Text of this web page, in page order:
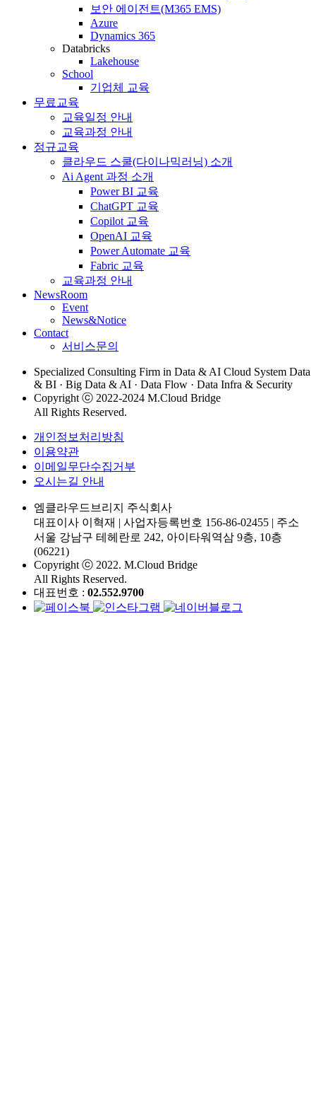
보안 에이전트(M365 EMS)
Azure
Dynamics 365
Databricks
Lakehouse
School
기업체 교육
무료교육
교육일정 안내
교육과정 안내
정규교육
클라우드 스쿨(다이나믹러닝) 소개
Ai Agent 과정 소개
Power BI 교육
ChatGPT 교육
Copilot 교육
OpenAI 교육
Power Automate 교육
Fabric 교육
교육과정 안내
NewsRoom
Event
News&Notice
Contact
서비스문의
Specialized Consulting Firm in Data & AI Cloud System Data
& BI · Big Data & AI · Data Flow · Data Infra & Security
Copyright ⓒ 2022-2024 M.Cloud Bridge
All Rights Reserved.
개인정보처리방침
이용약관
이메일무단수집거부
오시는길 안내
엠클라우드브리지 주식회사
대표이사 이혁재 | 사업자등록번호 156-86-02455 | 주소
서울 강남구 테헤란로 242, 아이타워역삼 9층, 10층
(06221)
Copyright ⓒ 2022. M.Cloud Bridge
All Rights Reserved.
대표번호 : 02.552.9700